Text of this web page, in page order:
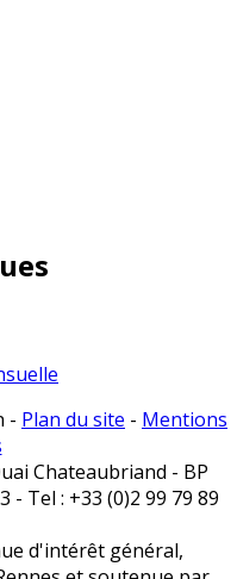
- Plan du site - Mentions
Chateaubriand - BP
- Tel : +33 (0)2 99 79 89
d'intérêt général,